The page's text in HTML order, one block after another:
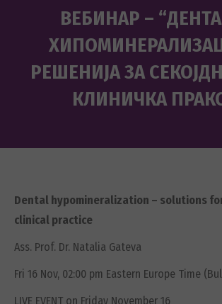
ВЕБИНАР –
РЕШЕНИЈА ЗА
КЛИНИЧКА
Dental hypomineralization – solutions
clinical practice
Ass. Prof. Dr. Natalia Gateva
Fri 16 Nov, 02:00 pm Eastern Europe Time
LIVE EVENT on Friday November 16